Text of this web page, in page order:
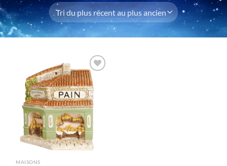
Ajouter
à la liste
d'envie
MAISONS